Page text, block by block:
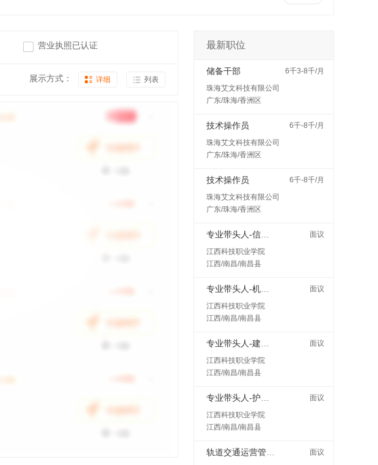
营业执照已认证
展示方式： 详细 列表
最新职位
储备干部
6千3-8千/月
珠海艾文科技有限公司
广东/珠海/香洲区
技术操作员
6千-8千/月
珠海艾文科技有限公司
广东/珠海/香洲区
技术操作员
6千-8千/月
珠海艾文科技有限公司
广东/珠海/香洲区
面议
江西科技职业学院
江西/南昌/南昌县
面议
江西科技职业学院
江西/南昌/南昌县
面议
江西科技职业学院
江西/南昌/南昌县
面议
江西科技职业学院
江西/南昌/南昌县
面议